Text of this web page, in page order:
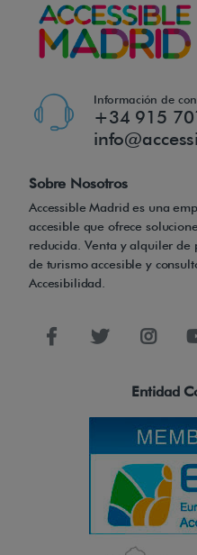
Información de
+34 915
Sobre Nosotros
Accessible Madrid es una
accesible que ofrece
reducida. Venta y alquiler de
de turismo accesible y
Accesibilidad.
Entidad